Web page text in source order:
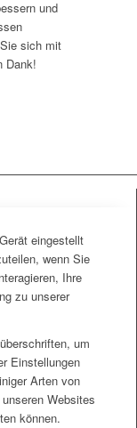
und
sich mit
Dank!
eingestellt
wenn Sie
Ihre
zu unserer
um
Einstellungen
Arten von
Websites
können.